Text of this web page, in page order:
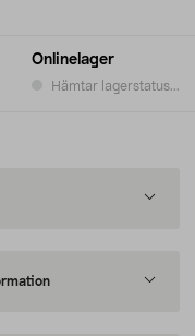
Onlinelager
Hämtar lagerstatus...